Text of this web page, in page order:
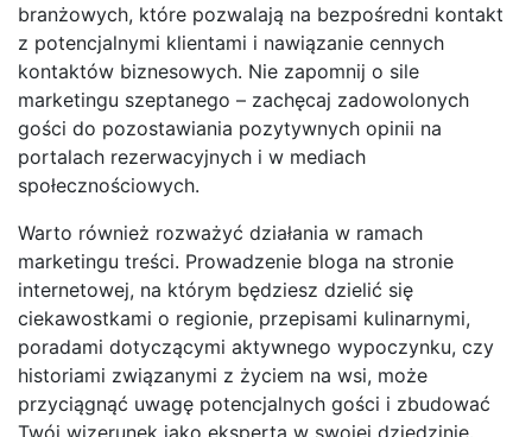
branżowych, które pozwalają na bezpośredni kontakt
z potencjalnymi klientami i nawiązanie cennych
kontaktów biznesowych. Nie zapomnij o sile
marketingu szeptanego – zachęcaj zadowolonych
gości do pozostawiania pozytywnych opinii na
portalach rezerwacyjnych i w mediach
społecznościowych.
Warto również rozważyć działania w ramach
marketingu treści. Prowadzenie bloga na stronie
internetowej, na którym będziesz dzielić się
ciekawostkami o regionie, przepisami kulinarnymi,
poradami dotyczącymi aktywnego wypoczynku, czy
historiami związanymi z życiem na wsi, może
przyciągnąć uwagę potencjalnych gości i zbudować
Twój wizerunek jako eksperta w swojej dziedzinie.